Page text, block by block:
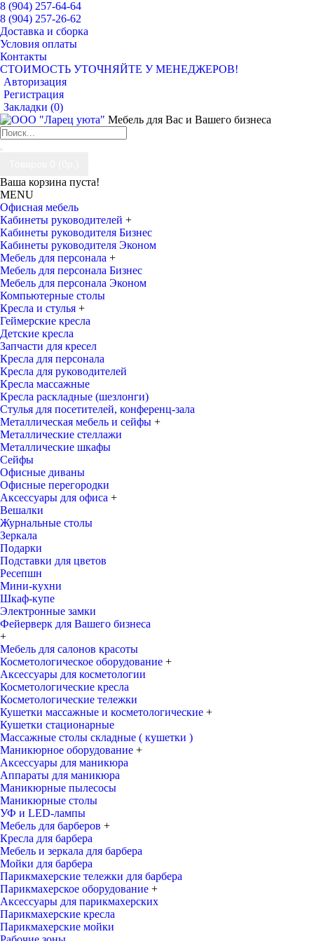
8 (904) 257-64-64
8 (904) 257-26-62
Доставка и сборка
Условия оплаты
Контакты
СТОИМОСТЬ УТОЧНЯЙТЕ У МЕНЕДЖЕРОВ!
Авторизация
Регистрация
Закладки (0)
Мебель для Вас и Вашего бизнеса
Ваша корзина пуста!
MENU
Офисная мебель
Кабинеты руководителей +
Кабинеты руководителя Бизнес
Кабинеты руководителя Эконом
Мебель для персонала +
Мебель для персонала Бизнес
Мебель для персонала Эконом
Компьютерные столы
Кресла и стулья +
Геймерские кресла
Детские кресла
Запчасти для кресел
Кресла для персонала
Кресла для руководителей
Кресла массажные
Кресла раскладные (шезлонги)
Стулья для посетителей, конференц-зала
Металлическая мебель и сейфы +
Металлические стеллажи
Металлические шкафы
Сейфы
Офисные диваны
Офисные перегородки
Аксессуары для офиса +
Вешалки
Журнальные столы
Зеркала
Подарки
Подставки для цветов
Ресепшн
Мини-кухни
Шкаф-купе
Электронные замки
Фейерверк для Вашего бизнеса
+
Мебель для салонов красоты
Косметологическое оборудование +
Аксессуары для косметологии
Косметологические кресла
Косметологические тележки
Кушетки массажные и косметологические +
Кушетки стационарные
Массажные столы складные ( кушетки )
Маникюрное оборудование +
Аксессуары для маникюра
Аппараты для маникюра
Маникюрные пылесосы
Маникюрные столы
УФ и LED-лампы
Мебель для барберов +
Кресла для барбера
Мебель и зеркала для барбера
Мойки для барбера
Парикмахерские тележки для барбера
Парикмахерское оборудование +
Аксессуары для парикмахерских
Парикмахерские кресла
Парикмахерские мойки